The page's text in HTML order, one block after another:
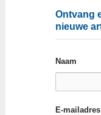
Ontvang
nieuwe
Naam
E-mailadres